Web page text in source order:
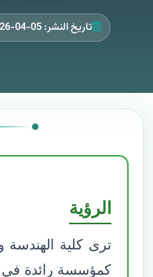
تاريخ النشر: 05-04-2026
الرؤية
ترى كلية الهندسة
كمؤسسة رائدة في